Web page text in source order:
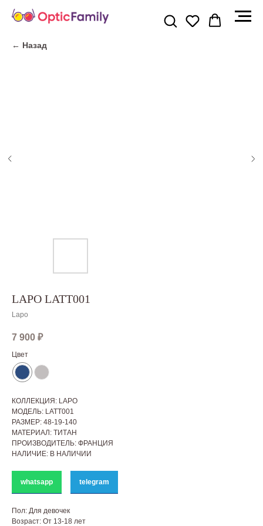
← Назад
LAPO LATT001
Lapo
7 900 ₽
Цвет
КОЛЛЕКЦИЯ: LAPO
МОДЕЛЬ: LATT001
РАЗМЕР: 48-19-140
МАТЕРИАЛ: ТИТАН
ПРОИЗВОДИТЕЛЬ: ФРАНЦИЯ
НАЛИЧИЕ: В НАЛИЧИИ
whatsapp telegram
Пол: Для девочек
Возраст: От 13-18 лет